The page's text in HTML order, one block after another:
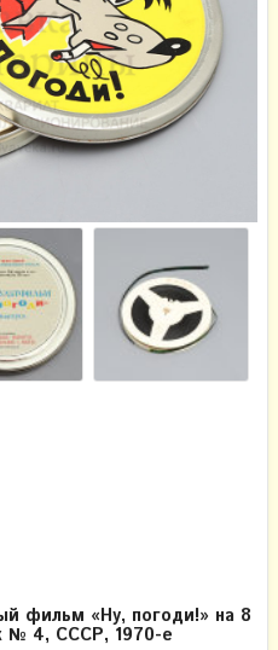
фильм «Ну, погоди!» на 8
№ 4, СССР, 1970-е